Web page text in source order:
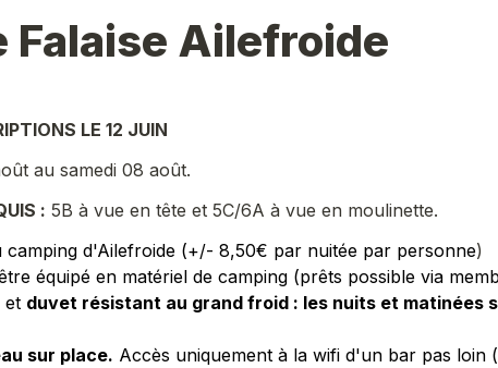
Falaise Ailefroide
LE 12 JUIN
au samedi 08 août.
: 5B à vue en tête et 5C/6A à vue en moulinette.
camping d'Ailefroide (+/- 8,50€ par nuitée par personne)
équipé en matériel de camping (prêts possible via
et duvet résistant au grand froid : les nuits et matinées
sur place. Accès uniquement à la wifi d'un bar pas loin